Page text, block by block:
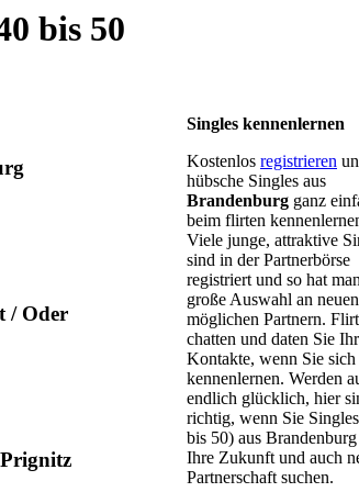
bis 50
Singles kennenlernen
Kostenlos registrieren
hübsche Singles aus
Brandenburg ganz
beim flirten
Viele junge, attraktive
sind in der Partnerbörse
registriert und so hat
große Auswahl an neuen
möglichen Partnern.
chatten und daten Sie
Kontakte, wenn Sie sich
kennenlernen. Werden
endlich glücklich, hier
richtig, wenn Sie
bis 50) aus
Ihre Zukunft und auch
Partnerschaft suchen.
/ Oder